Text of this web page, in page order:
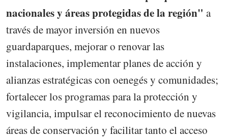
nacionales y áreas protegidas de la región" a
través de mayor inversión en nuevos
guardaparques, mejorar o renovar las
instalaciones, implementar planes de acción y
alianzas estratégicas con oenegés y comunidades;
fortalecer los programas para la protección y
vigilancia, impulsar el reconocimiento de nuevas
áreas de conservación y facilitar tanto el acceso